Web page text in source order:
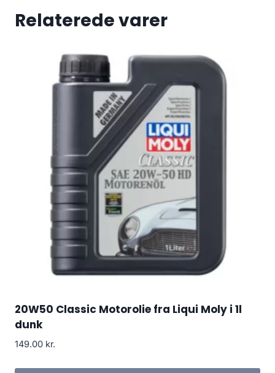
Relaterede varer
20W50 Classic Motorolie fra Liqui Moly i 1l
dunk
149.00 kr.